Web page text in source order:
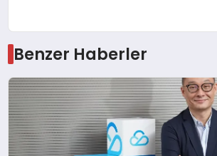
Benzer Haberler